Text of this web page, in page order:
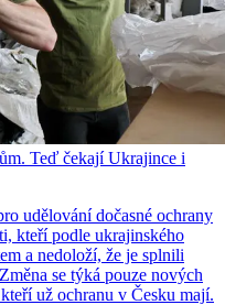
Teď čekají Ukrajince i
udělování dočasné ochrany
kteří podle ukrajinského
a nedoloží, že je splnili
se týká pouze nových
už ochranu v Česku mají.